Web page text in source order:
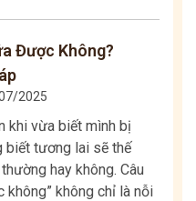
Được Không?
2025
khi vừa biết mình bị
biết tương lai sẽ thế
hay không. Câu
không” không chỉ là nỗi